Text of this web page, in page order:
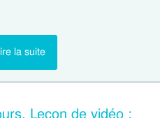
la suite
Leçon de vidéo :